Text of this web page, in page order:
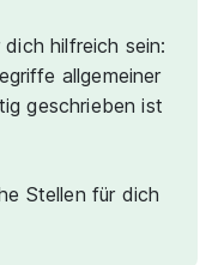
hilfreich sein:
allgemeiner
geschrieben ist
Stellen für dich